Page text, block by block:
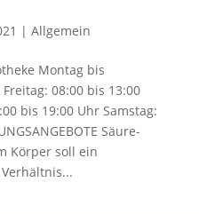
| Allgemein
Montag bis
08:00 bis 13:00
bis 19:00 Uhr Samstag:
Säure-
Körper soll ein